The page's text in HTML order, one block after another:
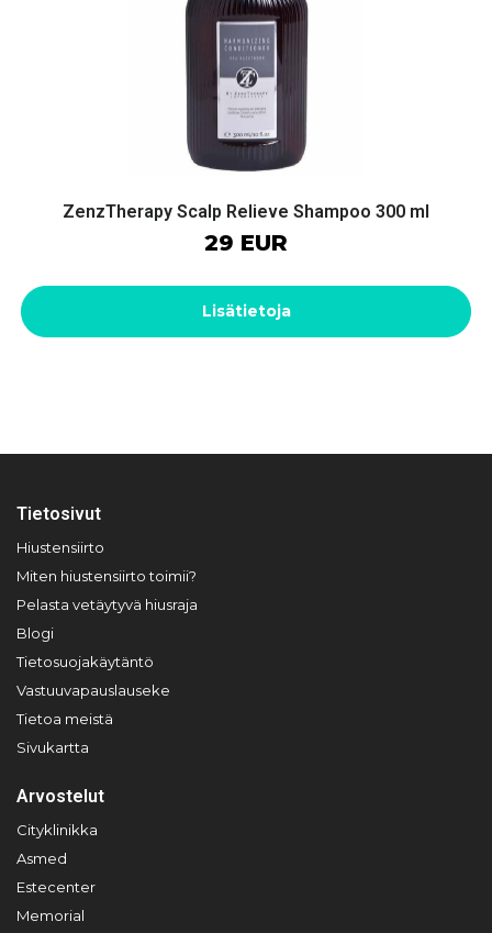
ZenzTherapy Scalp Relieve Shampoo 300 ml
29 EUR
Lisätietoja
Tietosivut
Hiustensiirto
Miten hiustensiirto toimii?
Pelasta vetäytyvä hiusraja
Blogi
Tietosuojakäytäntö
Vastuuvapauslauseke
Tietoa meistä
Sivukartta
Arvostelut
Cityklinikka
Asmed
Estecenter
Memorial